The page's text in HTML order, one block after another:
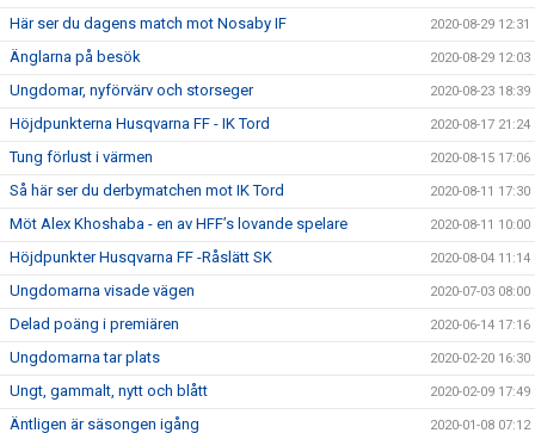
Här ser du dagens match mot Nosaby IF 2020-08-29 12:31
Änglarna på besök 2020-08-29 12:03
Ungdomar, nyförvärv och storseger 2020-08-23 18:39
Höjdpunkterna Husqvarna FF - IK Tord 2020-08-17 21:24
Tung förlust i värmen 2020-08-15 17:06
Så här ser du derbymatchen mot IK Tord 2020-08-11 17:30
Möt Alex Khoshaba - en av HFF’s lovande spelare 2020-08-11 10:00
Höjdpunkter Husqvarna FF -Råslätt SK 2020-08-04 11:14
Ungdomarna visade vägen 2020-07-03 08:00
Delad poäng i premiären 2020-06-14 17:16
Ungdomarna tar plats 2020-02-20 16:30
Ungt, gammalt, nytt och blått 2020-02-09 17:49
Äntligen är säsongen igång 2020-01-08 07:12